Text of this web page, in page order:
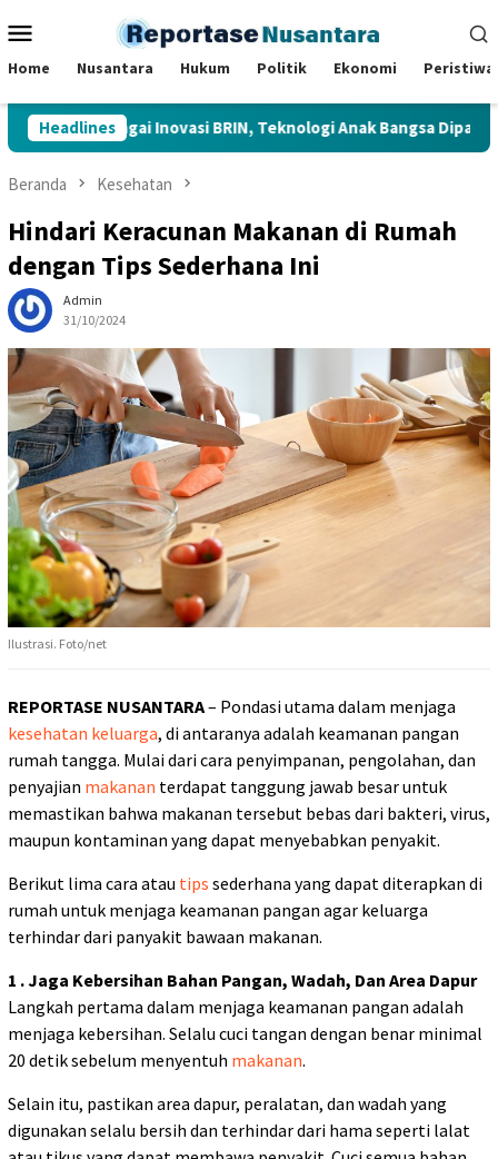
ke
Mobile
Home Nusantara Hukum Politik Ekonomi Peristiwa
Headlines
Berbagai Inovasi BRIN, Teknologi Anak Bangsa Dipamerkan di
Beranda Kesehatan
Hindari Keracunan Makanan di Rumah
dengan Tips Sederhana Ini
Admin
31/10/2024
Ilustrasi. Foto/net
REPORTASE NUSANTARA– Pondasi utama dalam menjaga
kesehatan keluarga, di antaranya adalah keamanan pangan
rumah tangga. Mulai dari cara penyimpanan, pengolahan, dan
penyajian makanan terdapat tanggung jawab besar untuk
memastikan bahwa makanan tersebut bebas dari bakteri, virus,
maupun kontaminan yang dapat menyebabkan penyakit.
Berikut lima cara atau tips sederhana yang dapat diterapkan di
rumah untuk menjaga keamanan pangan agar keluarga
terhindar dari panyakit bawaan makanan.
1 . Jaga Kebersihan Bahan Pangan, Wadah, Dan Area Dapur
Langkah pertama dalam menjaga keamanan pangan adalah
menjaga kebersihan. Selalu cuci tangan dengan benar minimal
20 detik sebelum menyentuh makanan.
Selain itu, pastikan area dapur, peralatan, dan wadah yang
digunakan selalu bersih dan terhindar dari hama seperti lalat